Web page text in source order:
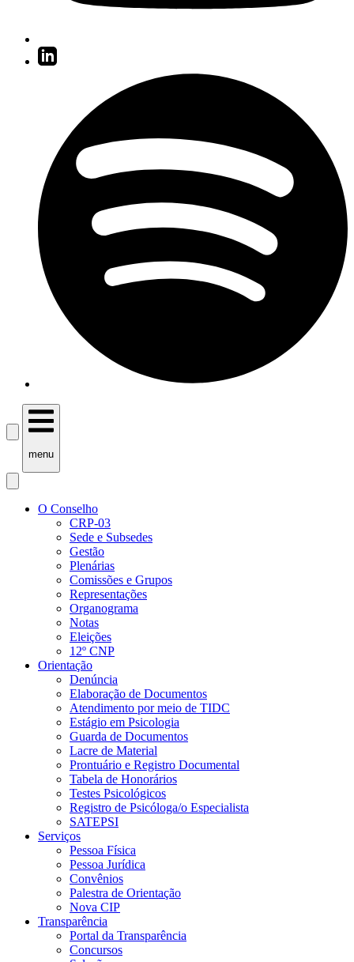
menu
O Conselho
CRP-03
Sede e Subsedes
Gestão
Plenárias
Comissões e Grupos
Representações
Organograma
Notas
Eleições
12º CNP
Orientação
Denúncia
Elaboração de Documentos
Atendimento por meio de TIDC
Estágio em Psicologia
Guarda de Documentos
Lacre de Material
Prontuário e Registro Documental
Tabela de Honorários
Testes Psicológicos
Registro de Psicóloga/o Especialista
SATEPSI
Serviços
Pessoa Física
Pessoa Jurídica
Convênios
Palestra de Orientação
Nova CIP
Transparência
Portal da Transparência
Concursos